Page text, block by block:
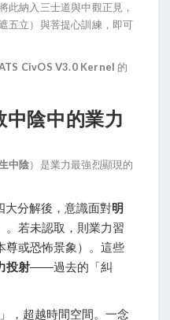
此納入三士道與中觀正見，
五立）與菩提心訓練，即可
CivOS V3.0 Kernel 的
中陰中的業力
中陰）是業力最強烈顯現的
大分解後，意識面對明
。若未認取，則業力習
尊或恐怖景象）。這些
投射——過去的「糾
，超越時間空間。一念